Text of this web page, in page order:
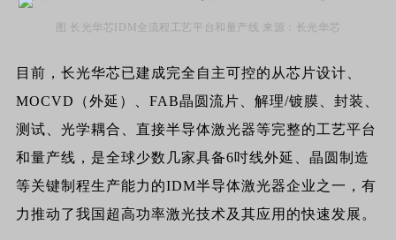
图 长光华芯IDM全流程工艺平台和量产线 来源：长光华芯
目前，长光华芯已建成完全自主可控的从芯片设计、
MOCVD（外延）、FAB晶圆流片、解理/镀膜、封装、
测试、光学耦合、直接半导体激光器等完整的工艺平台
和量产线，是全球少数几家具备6吋线外延、晶圆制造
等关键制程生产能力的IDM半导体激光器企业之一，有
力推动了我国超高功率激光技术及其应用的快速发展。